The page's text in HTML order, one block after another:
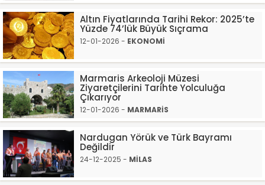
Altın Fiyatlarında Tarihi Rekor: 2025’te
Yüzde 74’lük Büyük Sıçrama
12-01-2026 - EKONOMİ
Marmaris Arkeoloji Müzesi
Ziyaretçilerini Tarihte Yolculuğa
Çıkarıyor
12-01-2026 - MARMARİS
Nardugan Yörük ve Türk Bayramı
Değildir
24-12-2025 - MİLAS